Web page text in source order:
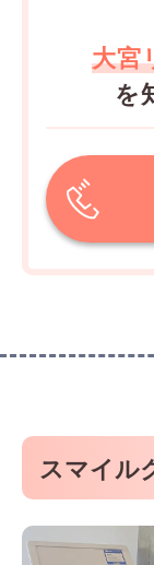
大宮
を
スマイル